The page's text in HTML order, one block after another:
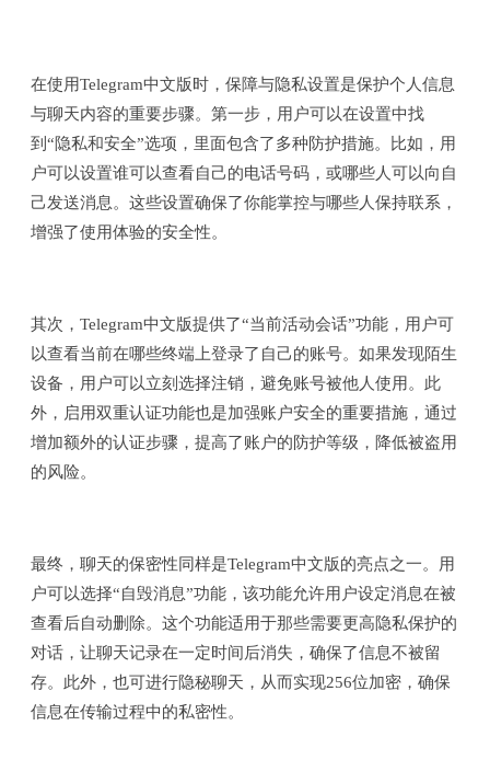
在使用Telegram中文版时，保障与隐私设置是保护个人信息
与聊天内容的重要步骤。第一步，用户可以在设置中找
到“隐私和安全”选项，里面包含了多种防护措施。比如，用
户可以设置谁可以查看自己的电话号码，或哪些人可以向自
己发送消息。这些设置确保了你能掌控与哪些人保持联系，
增强了使用体验的安全性。
其次，Telegram中文版提供了“当前活动会话”功能，用户可
以查看当前在哪些终端上登录了自己的账号。如果发现陌生
设备，用户可以立刻选择注销，避免账号被他人使用。此
外，启用双重认证功能也是加强账户安全的重要措施，通过
增加额外的认证步骤，提高了账户的防护等级，降低被盗用
的风险。
最终，聊天的保密性同样是Telegram中文版的亮点之一。用
户可以选择“自毁消息”功能，该功能允许用户设定消息在被
查看后自动删除。这个功能适用于那些需要更高隐私保护的
对话，让聊天记录在一定时间后消失，确保了信息不被留
存。此外，也可进行隐秘聊天，从而实现256位加密，确保
信息在传输过程中的私密性。